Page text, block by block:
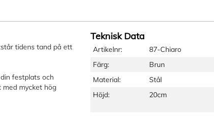
tidens tand på ett
festplats och
med mycket hög
Teknisk Data
Artikelnr: 87-Chiaro
Färg:
Brun
Material:
Stål
Höjd:
20cm